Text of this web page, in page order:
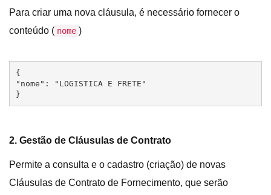
Para criar uma nova cláusula, é necessário fornecer o
conteúdo ( nome )
{
"nome": "LOGISTICA E FRETE"
}
2. Gestão de Cláusulas de Contrato
Permite a consulta e o cadastro (criação) de novas
Cláusulas de Contrato de Fornecimento, que serão